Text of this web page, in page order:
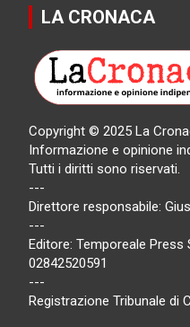
LA CRONACA
Copyright © 2025 La
Informazione e opinione
Tutti i diritti sono riservati.
---
Direttore responsabile:
---
Editore: Temporeale Press
02842520591
---
Registrazione Tribunale di